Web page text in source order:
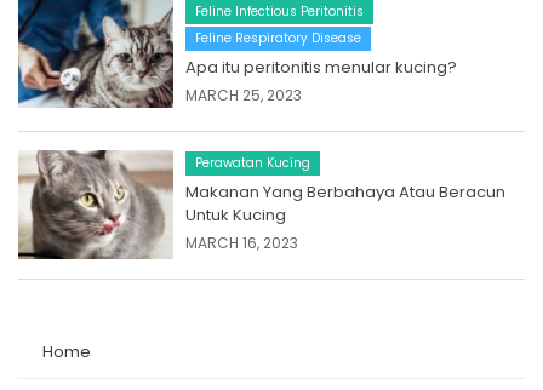
Feline Infectious Peritonitis
Feline Respiratory Disease
Apa itu peritonitis menular kucing?
MARCH 25, 2023
Perawatan Kucing
Makanan Yang Berbahaya Atau Beracun
Untuk Kucing
MARCH 16, 2023
Home